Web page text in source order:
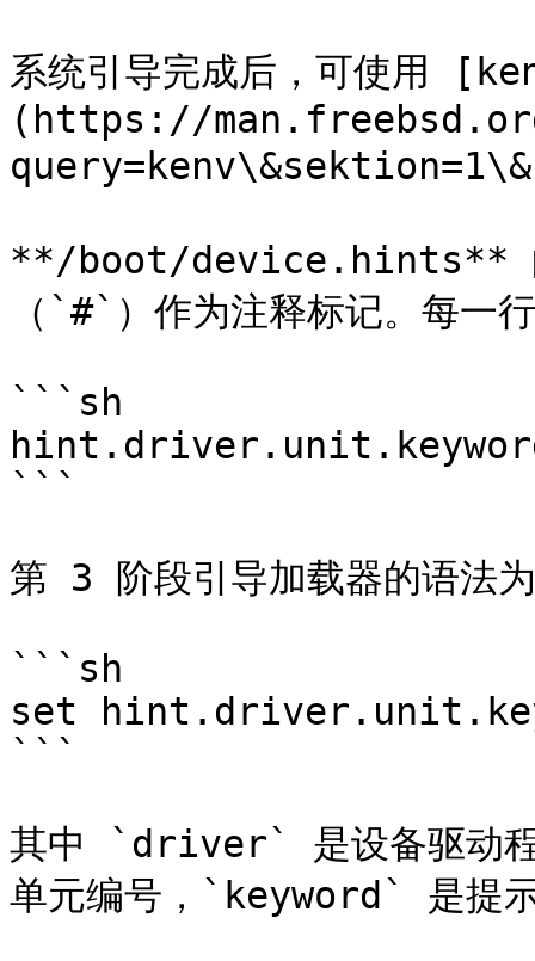
系统引导完成后，可使用
(https://
**/boot/device.hints** 的
（`#`）作为注释标记。每一
```sh
```
第 3 阶段引导加载器的语法
```sh
set
```
其中 `driver` 是设备驱动
单元编号，`keyword` 是提